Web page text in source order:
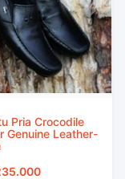
Pria Crocodile
Genuine Leather-